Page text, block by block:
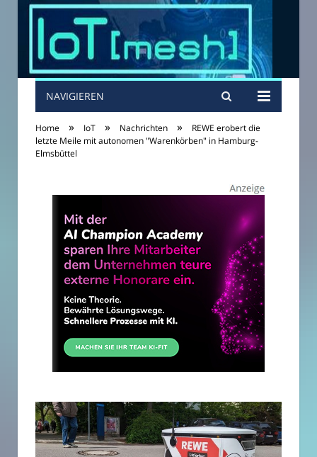
NAVIGIEREN
Home » IoT » Nachrichten »
REWE erobert die
letzte Meile mit autonomen "Warenkörben" in Hamburg-
Elmsbüttel